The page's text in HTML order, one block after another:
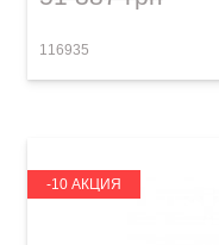
116935
-10 АКЦИЯ